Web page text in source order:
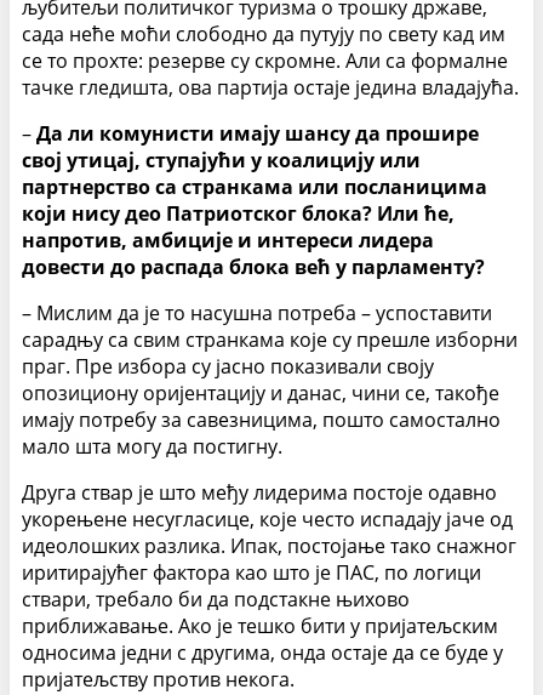
љубитељи политичког туризма о трошку државе,
сада неће моћи слободно да путују по свету кад им
се то прохте: резерве су скромне. Али са формалне
тачке гледишта, ова партија остаје једина владајућа.
–Да ли комунисти имају шансу да прошире
свој утицај, ступајући у коалицију или
партнерство са странкама или посланицима
који нису део Патриотског блока? Или ће,
напротив, амбиције и интереси лидера
довести до распада блока већ у парламенту?
– Мислим да је то насушна потреба – успоставити
сарадњу са свим странкама које су прешле изборни
праг. Пре избора су јасно показивали своју
опозициону оријентацију и данас, чини се, такође
имају потребу за савезницима, пошто самостално
мало шта могу да постигну.
Друга ствар је што међу лидерима постоје одавно
укорењене несугласице, које често испадају јаче од
идеолошких разлика. Ипак, постојање тако снажног
иритирајућег фактора као што је ПАС, по логици
ствари, требало би да подстакне њихово
приближавање. Ако је тешко бити у пријатељским
односима једни с другима, онда остаје да се буде у
пријатељству против некога.